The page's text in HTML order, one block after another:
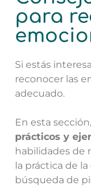
para
Si estás
reconocer las
adecuado.
En esta
prácticos y
habilidades de
la práctica de
búsqueda de